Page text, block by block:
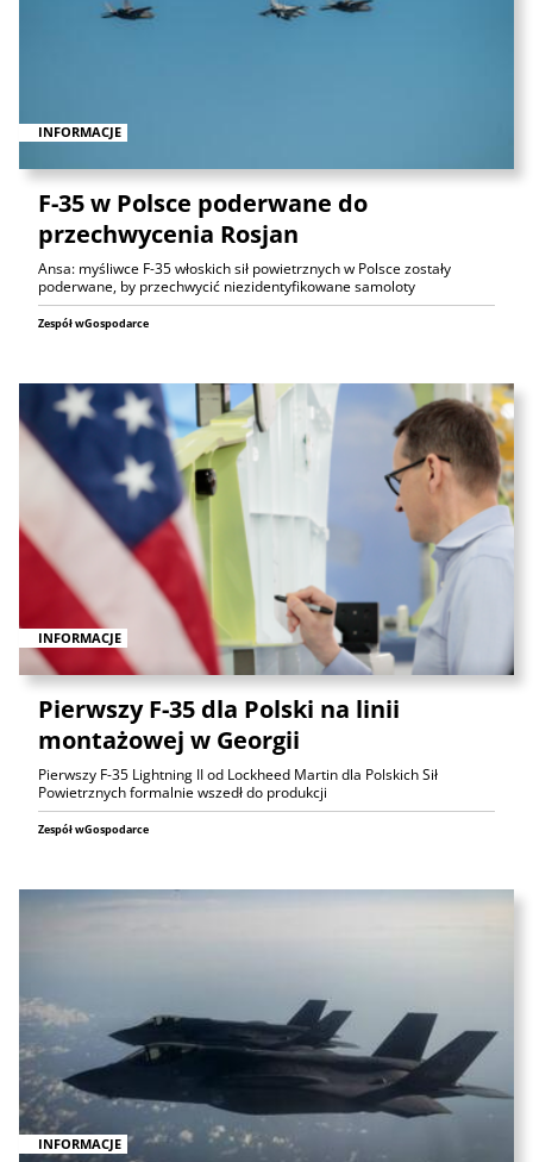
INFORMACJE
F-35 w Polsce poderwane do
przechwycenia Rosjan
Ansa: myśliwce F-35 włoskich sił powietrznych w Polsce zostały
poderwane, by przechwycić niezidentyfikowane samoloty
Zespół wGospodarce
INFORMACJE
Pierwszy F-35 dla Polski na linii
montażowej w Georgii
Pierwszy F-35 Lightning II od Lockheed Martin dla Polskich Sił
Powietrznych formalnie wszedł do produkcji
Zespół wGospodarce
INFORMACJE